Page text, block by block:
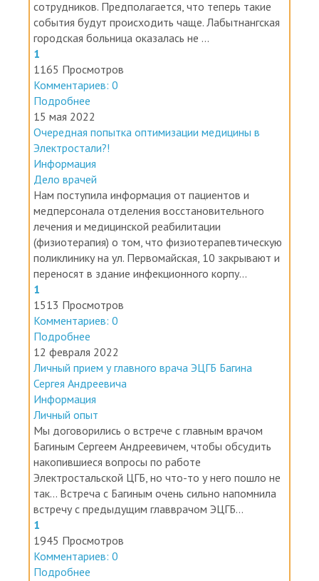
сотрудников. Предполагается, что теперь такие
события будут происходить чаще. Лабытнангская
городская больница оказалась не ...
1
1165 Просмотров
Комментариев: 0
Подробнее
15 мая 2022
Очередная попытка оптимизации медицины в
Электростали?!
Информация
Дело врачей
Нам поступила информация от пациентов и
медперсонала отделения восстановительного
лечения и медицинской реабилитации
(физиотерапия) о том, что физиотерапевтическую
поликлинику на ул. Первомайская, 10 закрывают и
переносят в здание инфекционного корпу...
1
1513 Просмотров
Комментариев: 0
Подробнее
12 февраля 2022
Личный прием у главного врача ЭЦГБ Багина
Сергея Андреевича
Информация
Личный опыт
Мы договорились о встрече с главным врачом
Багиным Сергеем Андреевичем, чтобы обсудить
накопившиеся вопросы по работе
Электростальской ЦГБ, но что-то у него пошло не
так... Встреча с Багиным очень сильно напомнила
встречу с предыдущим главврачом ЭЦГБ...
1
1945 Просмотров
Комментариев: 0
Подробнее